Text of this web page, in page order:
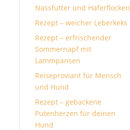
Nassfutter und Haferflocken
Rezept – weicher Leberkeks
Rezept – erfrischender
Sommernapf mit
Lammpansen
Reiseproviant für Mensch
und Hund
Rezept – gebackene
Putenherzen für deinen
Hund